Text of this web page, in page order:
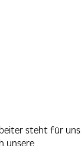
steht für uns
unsere